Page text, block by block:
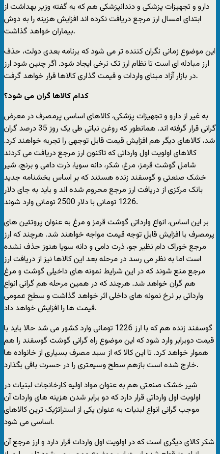
دارو و تجهیزات پزشکی و دندانپزشکی هم که به گفته وزیر بهداشت از
ابتدای امسال ارز مرجع دریافت نکرده اند افزایش هزینه را به دوش
بیماران خواهد گذاشت.
این موضوع زمانی نگران کننده تر می شود که برنامه بعدی دولت، حذف
ارز مبادله ای است تا نظام ارز تک نرخی ایجاد شود. اگر چنین شود ارز
در بازار آزاد مبنای واردات و قیمت گذاری کالاها قرار خواهد گرفت.
کدام کالاها گران می شود؟
به غیر از دارو و تجهیزات پزشکی، کالاهای اساسی پرمصرف در معرض
گرانی قرار گرفته اند. همانطور که روغن نباتی طی یک روز 35 درصد گران
شد، کالاهای دیگر هم افزایش قیمت قابل توجهی را تجربه خواهند کرد.
کالاهای اولویت اول وارداتی که تاکنون ارز مرجع دریافت می کردند
شامل گوشت قرمز، مرغ، شکر، دانه سویا، ذرت دامی و برنج، شیر
خشک صنعتی و گوسفند زنده هستند که بر اساس بخشنامه جدید
بانک مرکزی از دریافت ارز مرجع محروم شده اند و باید به جای دلار
1226 تومانی با دلار 2500 تومانی وارد شوند.
بر این اساس، انواع وارداتی گوشت قرمز و مرغ به عنوان پروتئین های
پرمصرف با افزایش قابل توجه قیمت مواجه خواهند شد. هرچند که ارز
مرجع خوراک دام نظیر جو، ذرت دامی و دانه سویا هنوز حذف نشده
است اما به نظر می رسد در مرحله بعد این کالاها نیز از دریافت ارز
مرجع منع شوند که در این شرایط نمونه های داخیلی گوشت و مرغ
هم گران خواهد شد. هرچند که در همین مرحله هم گرانی انواع
وارداتی بر نرخ نمونه های داخلی اثر خواهد گذاشت و سطح عمومی
قیمت ها را افزایش خواهد داد.
گوسفند زنده هم که با ارز 1226 تومانی وارد کشور می شد حالا باید با
قیمت دوبرابر وارد شود که این موضوع راه گرانی گوشت گوسفند را هم
هموار خواهد کرد. تا این کالا که از سبد مصرف بسیاری از خانواده ها
خارج شده است بازهم سطح وسیعتری را در حسرت باقی بگذارد.
شیر خشک صنعتی هم به عنوان مواد اولیه کارخانجات لبنیات در
اولویت اول وارداتی قرار دارد که دو برابر شدن هزینه های واردات آن
موجب گرانی انواع لبنیات به عنوان یکی از استراتژیک ترین کالاهای
اساسی می شود.
شکر کالای دیگری است که در اولویت اول واردات قرار دارد و ارز مرجع آن